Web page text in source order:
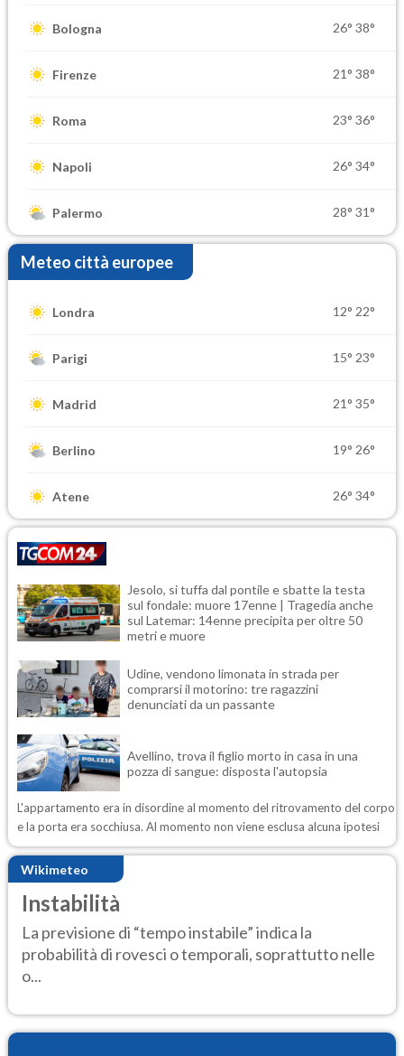
Bologna 26° 38°
Firenze 21° 38°
Roma 23° 36°
Napoli 26° 34°
Palermo 28° 31°
Meteo città europee
Londra 12° 22°
Parigi 15° 23°
Madrid 21° 35°
Berlino 19° 26°
Atene 26° 34°
Jesolo, si tuffa dal pontile e sbatte la testa
sul fondale: muore 17enne | Tragedia anche
sul Latemar: 14enne precipita per oltre 50
metri e muore
Udine, vendono limonata in strada per
comprarsi il motorino: tre ragazzini
denunciati da un passante
Avellino, trova il figlio morto in casa in una
pozza di sangue: disposta l'autopsia
L'appartamento era in disordine al momento del ritrovamento del corpo
e la porta era socchiusa. Al momento non viene esclusa alcuna ipotesi
Wikimeteo
Instabilità
La previsione di “tempo instabile” indica la
probabilità di rovesci o temporali, soprattutto nelle
o...